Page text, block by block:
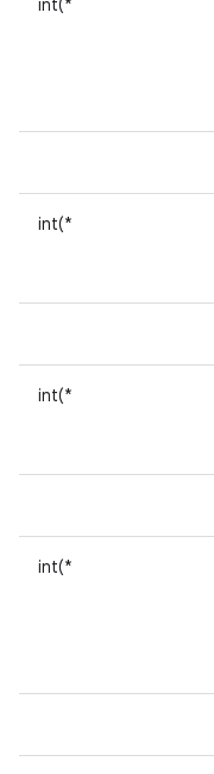
int(*
int(*
int(*
int(*